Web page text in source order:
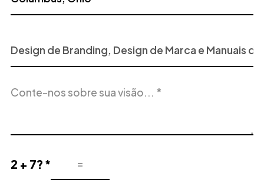
ou
Serviço
Interesse
do
2 + 7? *
Resultado